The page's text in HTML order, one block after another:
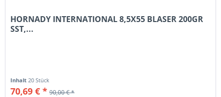
HORNADY INTERNATIONAL 8,5X55 BLASER 200GR
SST,...
Inhalt 20 Stück
70,69 € * 90,00 € *